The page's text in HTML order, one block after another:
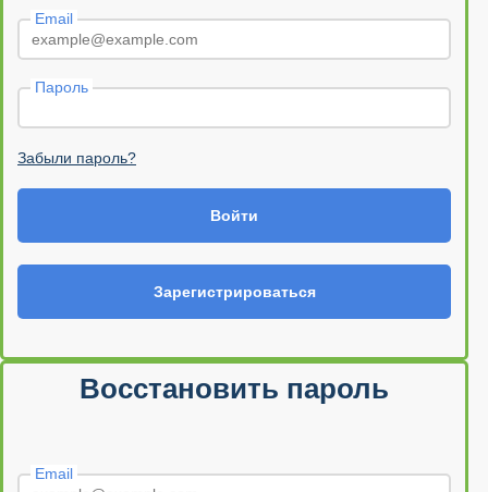
Email
Пароль
Забыли пароль?
Войти
Зарегистрироваться
Восстановить пароль
Email